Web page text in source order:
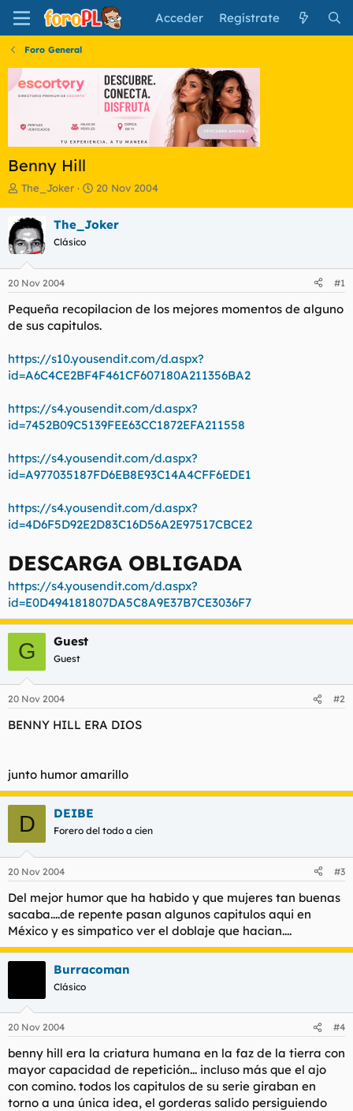
Acceder Regístrate
Foro General
Benny Hill
I
i
c
i
a
d
o
d
e
t
e
The_Joker
F
h
e
i
c
o
20 Nov 2004
The_Joker
Clásico
20 Nov 2004 #1
Pequeña recopilacion de los mejores momentos de alguno
de sus capitulos.
https://s10.yousendit.com/d.aspx?
id=A6C4CE2BF4F461CF607180A211356BA2
https://s4.yousendit.com/d.aspx?
id=7452B09C5139FEE63CC1872EFA211558
https://s4.yousendit.com/d.aspx?
id=A977035187FD6EB8E93C14A4CFF6EDE1
https://s4.yousendit.com/d.aspx?
id=4D6F5D92E2D83C16D56A2E97517CBCE2
DESCARGA OBLIGADA
https://s4.yousendit.com/d.aspx?
id=E0D494181807DA5C8A9E37B7CE3036F7
G Guest
Guest
20 Nov 2004 #2
BENNY HILL ERA DIOS
junto humor amarillo
D DEIBE
Forero del todo a cien
20 Nov 2004 #3
Del mejor humor que ha habido y que mujeres tan buenas
sacaba....de repente pasan algunos capitulos aqui en
México y es simpatico ver el doblaje que hacian....
Burracoman
Clásico
20 Nov 2004 #4
benny hill era la criatura humana en la faz de la tierra con
mayor capacidad de repetición... incluso más que el ajo
con comino. todos los capitulos de su serie giraban en
torno a una única idea, el gorderas salido persiguiendo